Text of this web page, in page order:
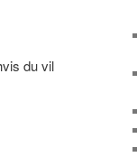
du vil